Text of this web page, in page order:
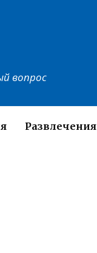
вопрос
Развлечения